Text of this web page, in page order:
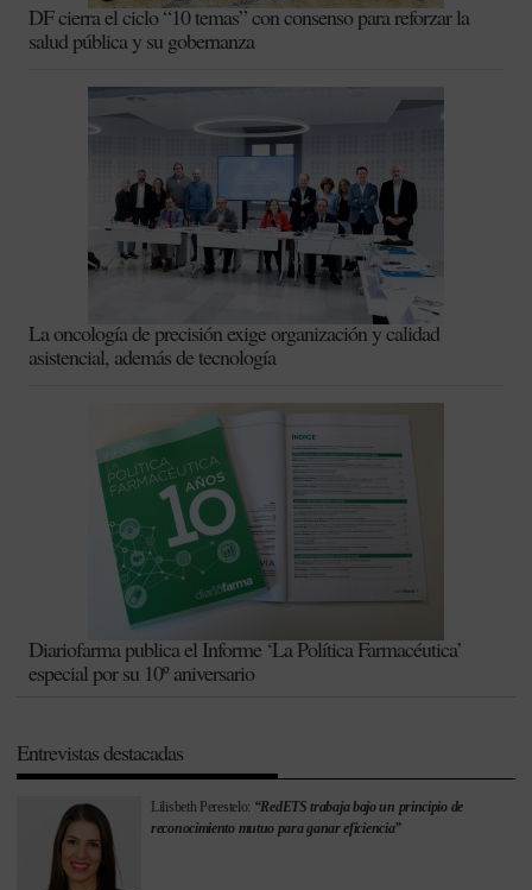
DF cierra el ciclo “10 temas” con consenso para reforzar la
salud pública y su gobernanza
La oncología de precisión exige organización y calidad
asistencial, además de tecnología
Diariofarma publica el Informe ‘La Política Farmacéutica’
especial por su 10º aniversario
Entrevistas destacadas
Lilisbeth Perestelo: “RedETS trabaja bajo un principio de
reconocimiento mutuo para ganar eficiencia”